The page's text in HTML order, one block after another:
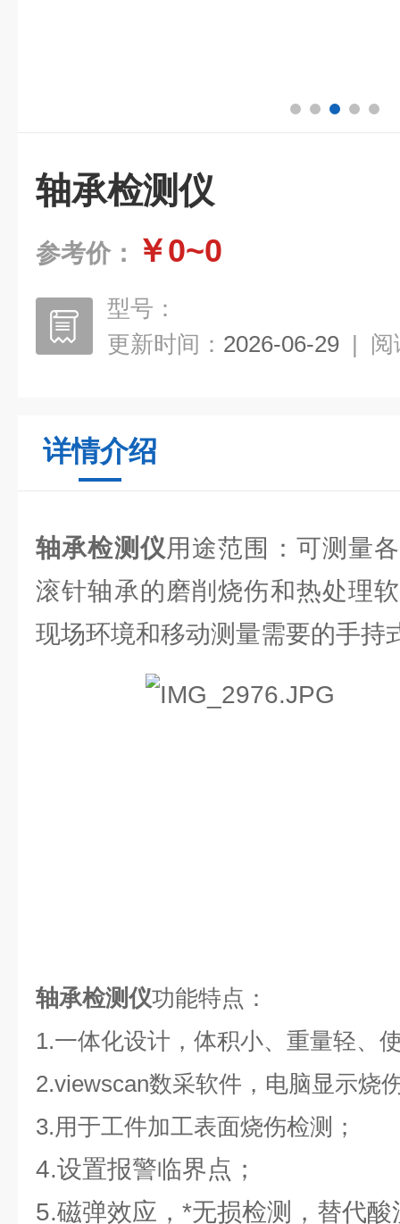
轴承检测仪
参考价： ￥0~0
型号：
更新时间： 2026-06-29 | 阅
详情介绍
轴承检测仪用途范围：可测量
滚针轴承的磨削烧伤和热处理
现场环境和移动测量需要的手持
轴承检测仪功能特点：
1.一体化设计，体积小、重量轻、
2.viewscan数采软件，电脑显示烧
3.用于工件加工表面烧伤检测；
4.设置报警临界点；
5.磁弹效应，*无损检测，替代酸